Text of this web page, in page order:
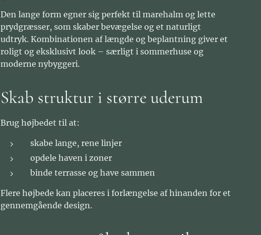
Den lange form egner sig perfekt til marehalm og lette
prydgræsser, som skaber bevægelse og et naturligt
udtryk. Kombinationen af længde og beplantning giver et
roligt og eksklusivt look – særligt i sommerhuse og
moderne nybyggeri.
Skab struktur i større uderum
Brug højbedet til at:
skabe lange, rene linjer
opdele haven i zoner
binde terrasse og have sammen
Flere højbede kan placeres i forlængelse af hinanden for et
gennemgående design.